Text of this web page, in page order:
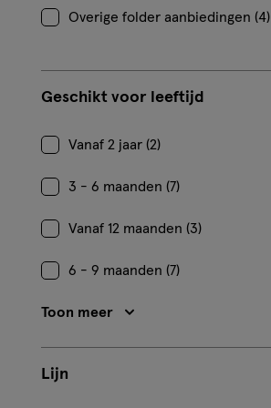
Overige folder aanbiedingen (4)
Geschikt voor leeftijd
Vanaf 2 jaar (2)
3 - 6 maanden (7)
Vanaf 12 maanden (3)
6 - 9 maanden (7)
Toon meer
Lijn